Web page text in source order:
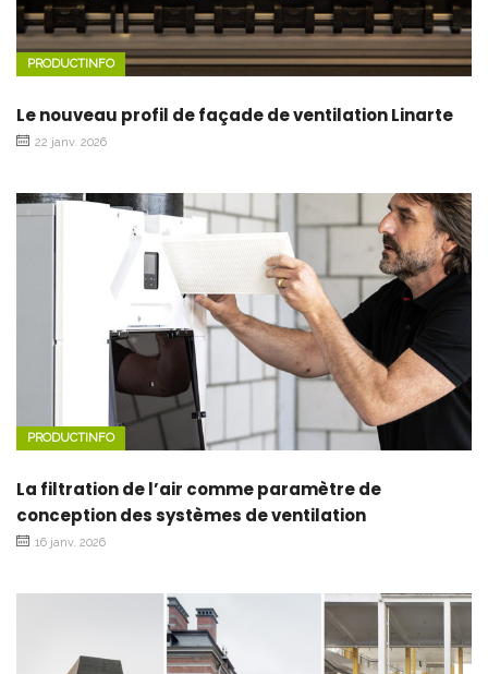
PRODUCTINFO
Le nouveau profil de façade de ventilation Linarte
22 janv. 2026
PRODUCTINFO
La filtration de l’air comme paramètre de
conception des systèmes de ventilation
16 janv. 2026